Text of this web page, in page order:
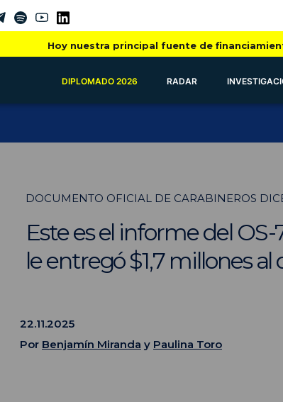
Hoy nuestra principal fuente de
DIPLOMADO 2026 RADAR
DOCUMENTO OFICIAL DE CARABINEROS
Este es el informe del
le entregó $1,7 millones
22.11.2025
Por Benjamín Miranda y Paulina Toro